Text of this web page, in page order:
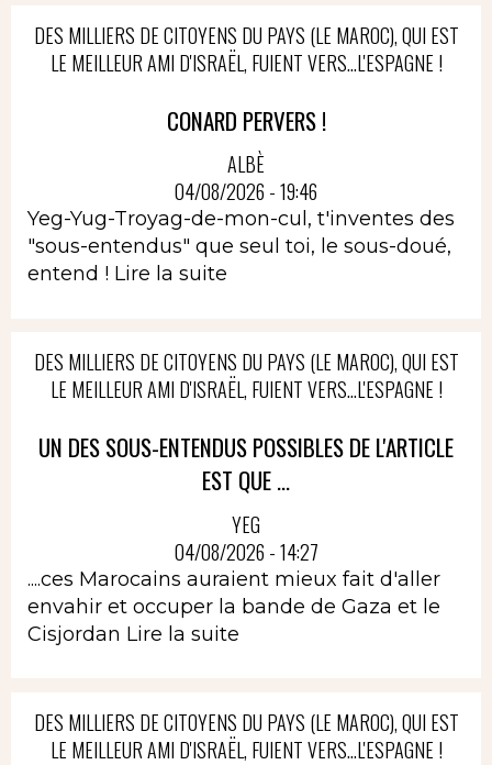
DES MILLIERS DE CITOYENS DU PAYS (LE MAROC), QUI EST
LE MEILLEUR AMI D'ISRAËL, FUIENT VERS...L'ESPAGNE !
CONARD PERVERS !
ALBÈ
04/08/2026 - 19:46
Yeg-Yug-Troyag-de-mon-cul, t'inventes des
"sous-entendus" que seul toi, le sous-doué,
entend ! Lire la suite
DES MILLIERS DE CITOYENS DU PAYS (LE MAROC), QUI EST
LE MEILLEUR AMI D'ISRAËL, FUIENT VERS...L'ESPAGNE !
UN DES SOUS-ENTENDUS POSSIBLES DE L'ARTICLE
EST QUE ...
YEG
04/08/2026 - 14:27
....ces Marocains auraient mieux fait d'aller
envahir et occuper la bande de Gaza et le
Cisjordan Lire la suite
DES MILLIERS DE CITOYENS DU PAYS (LE MAROC), QUI EST
LE MEILLEUR AMI D'ISRAËL, FUIENT VERS...L'ESPAGNE !